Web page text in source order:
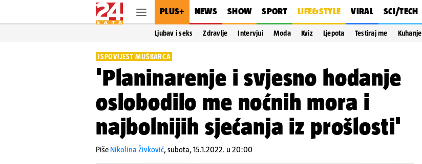
PLUS+ NEWS SHOW SPORT LIFE&STYLE VIRAL SCI/TECH
Ljubav i seks Zdravlje Intervjui Moda Kviz Ljepota Testiraj me Kuhanje
ISPOVIJEST MUŠKARCA
'Planinarenje i svjesno hodanje
oslobodilo me noćnih mora i
najbolnijih sjećanja iz prošlosti'
Piše Nikolina Živković,subota, 15.1.2022. u 20:00